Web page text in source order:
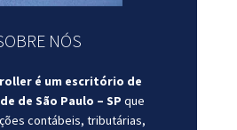
NÓS
é um escritório de
de São Paulo – SP que
contábeis, tributárias,